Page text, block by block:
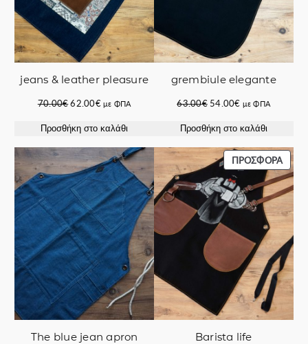
jeans & leather pleasure
70.00€Original
was:
62.00€Η
τιμή
62.00€.
με ΦΠΑ
Προσθήκη στο καλάθι
grembiule elegante
63.00€ Original
was:
54.00€ Η
τιμή
54.00€.
με ΦΠΑ
Προσθήκη στο καλάθι
The blue jean apron
ΠΡΟΣΦΟΡΆ
ΣΕ
Barista life